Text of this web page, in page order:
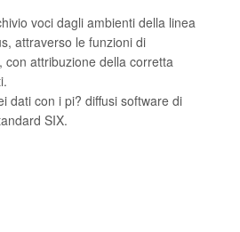
voci dagli ambienti della linea
attraverso le funzioni di
con attribuzione della corretta
dati con i pi? diffusi software di
SIX.